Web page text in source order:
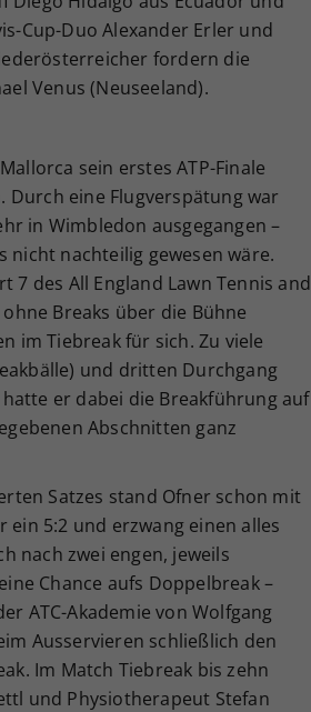
Cup-Duo Alexander Erler und
fordern die
Venus (Neuseeland).
sein erstes ATP-Finale
Durch eine Flugverspätung war
in Wimbledon ausgegangen –
nicht nachteilig gewesen wäre.
7 des All England Lawn Tennis and
Breaks über die Bühne
im Tiebreak für sich. Zu viele
und dritten Durchgang
er dabei die Breakführung auf
Abschnitten ganz
Satzes stand Ofner schon mit
ein 5:2 und erzwang einen alles
nach zwei engen, jeweils
Chance aufs Doppelbreak –
ATC-Akademie von Wolfgang
Ausservieren schließlich den
Im Match Tiebreak bis zehn
und Physiotherapeut Stefan